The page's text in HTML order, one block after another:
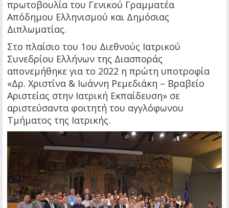
πρωτοβουλία του Γενικού Γραμματέα
Απόδημου Ελληνισμού και Δημόσιας
Διπλωματίας.
Στο πλαίσιο του 1ου Διεθνούς Ιατρικού
Συνεδρίου Ελλήνων της Διασποράς
απονεμήθηκε για το 2022 η πρώτη υποτροφία
«Δρ. Χριστίνα & Ιωάννη Ρεμεδιάκη – Βραβείο
Αριστείας στην Ιατρική Εκπαίδευση» σε
αριστεύσαντα φοιτητή του αγγλόφωνου
Τμήματος της Ιατρικής.